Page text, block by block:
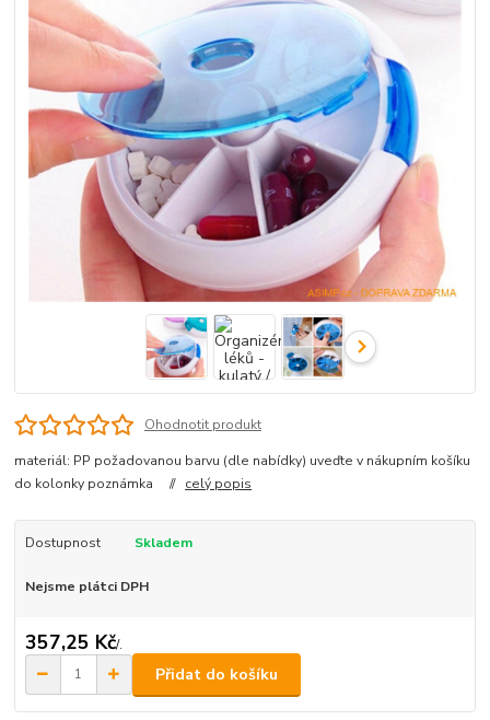
Ohodnotit produkt
materiál: PP požadovanou barvu (dle nabídky) uveďte v nákupním košíku
do kolonky poznámka // celý popis
Dostupnost Skladem
Nejsme plátci DPH
357,25 Kč/.
Přidat do košíku